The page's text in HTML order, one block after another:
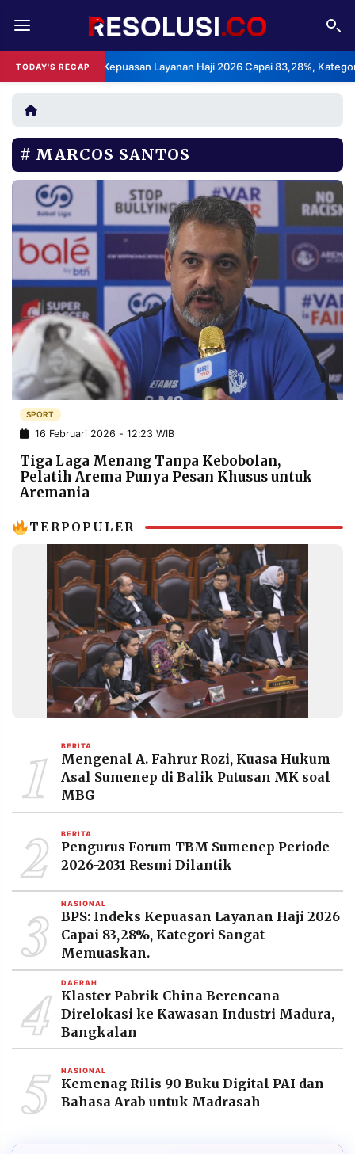
TODAY'S RECAP
BPS: Indeks Kepuasan Layanan Haji 2026 Capai 83,28%, Kategori
REDAKSI TENTANG
RESOLUSI IKLAN
RUBRIKASI
EDITORIAL AKSARA
FINANSIA PERSONA
DAERAH NASIONAL
MANCA
INFORMASI
PRIVACY
POLICY
BERITA
WARGA
INFORMASI
IKLAN
KIRIM
PENGADUAN TERM
SERVICE
IKUTI
RESOLUSI
MEDIA
©
Resolusi.co
-
PT.
RESOLUSI
MEDIA
PRAMUDITA
MARCOS SANTOS
SPORT
16 Februari 2026 - 12:23 WIB
Tiga Laga Menang Tanpa Kebobolan,
Pelatih Arema Punya Pesan Khusus untuk
Aremania
TERPOPULER
1 BERITA
Mengenal A. Fahrur Rozi, Kuasa Hukum
Asal Sumenep di Balik Putusan MK soal
MBG
2 BERITA
Pengurus Forum TBM Sumenep Periode
2026-2031 Resmi Dilantik
3 NASIONAL
BPS: Indeks Kepuasan Layanan Haji 2026
Capai 83,28%, Kategori Sangat
Memuaskan.
4 DAERAH
Klaster Pabrik China Berencana
Direlokasi ke Kawasan Industri Madura,
Bangkalan
5 NASIONAL
Kemenag Rilis 90 Buku Digital PAI dan
Bahasa Arab untuk Madrasah